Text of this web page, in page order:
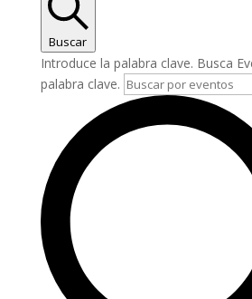
Buscar
Introduce la palabra clave. Busca
palabra clave.